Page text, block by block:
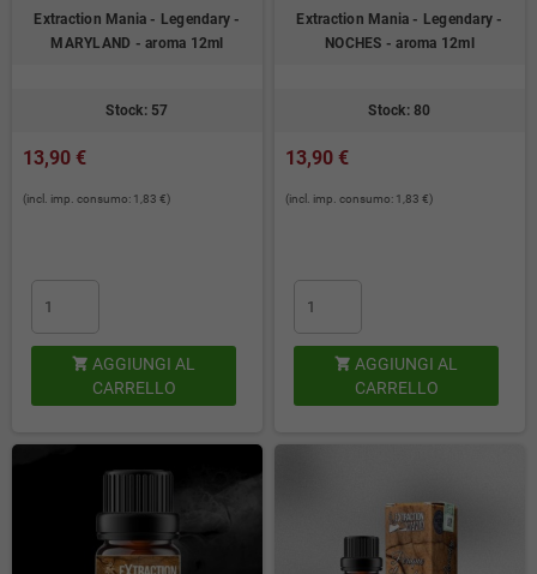
Extraction Mania - Legendary -
MARYLAND - aroma 12ml
Stock: 57
13,90 €
(incl. imp. consumo: 1,83 €)
 AGGIUNGI AL
CARRELLO
Extraction Mania - Legendary -
NOCHES - aroma 12ml
Stock: 80
13,90 €
(incl. imp. consumo: 1,83 €)
 AGGIUNGI AL
CARRELLO